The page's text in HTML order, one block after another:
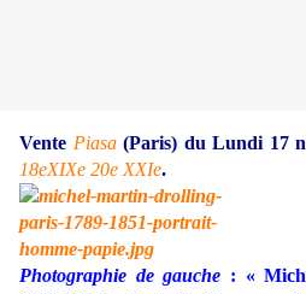
Vente Piasa (Paris) du Lundi 17
18eXIXe 20e XXIe.
Photographie de gauche : «